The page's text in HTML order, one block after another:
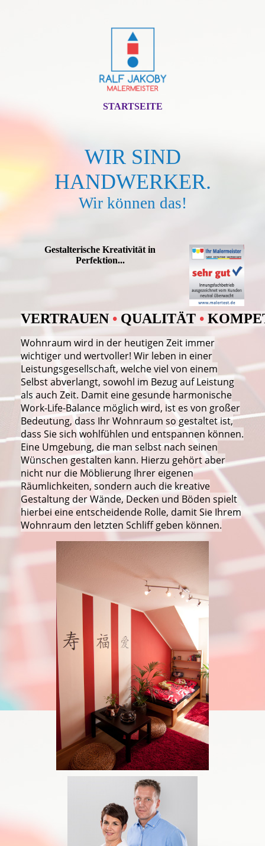
STARTSEITE
WIR SIND
HANDWERKER.
Wir können das!
Gestalterische Kreativität in
Perfektion...
VERTRAUEN • QUALITÄT •
Wohnraum wird in der heutigen Zeit immer
wichtiger und wertvoller! Wir leben in einer
Leistungsgesellschaft, welche viel von einem
Selbst abverlangt, sowohl im Bezug auf Leistung
als auch Zeit. Damit eine gesunde harmonische
Work-Life-Balance möglich wird, ist es von großer
Bedeutung, dass Ihr Wohnraum so gestaltet ist,
dass Sie sich wohlfühlen und entspannen können.
Eine Umgebung, die man selbst nach seinen
Wünschen gestalten kann. Hierzu gehört aber
nicht nur die Möblierung Ihrer eigenen
Räumlichkeiten, sondern auch die kreative
Gestaltung der Wände, Decken und Böden spielt
hierbei eine entscheidende Rolle, damit Sie Ihrem
Wohnraum den letzten Schliff geben können.